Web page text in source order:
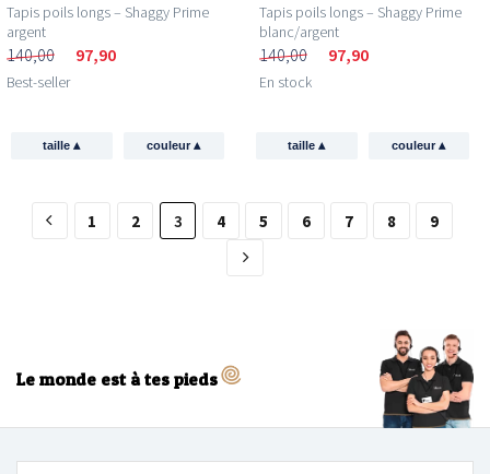
Tapis poils longs – Shaggy Prime
argent
140,00 97,90
Best-seller
taille▴ couleur▴
Tapis poils longs – Shaggy Prime
blanc/argent
140,00 97,90
En stock
taille▴ couleur▴
1 2 3 4 5 6 7 8 9
Le monde est à tes pieds